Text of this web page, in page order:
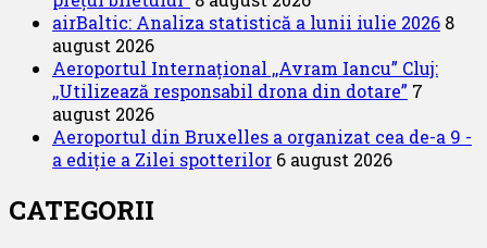
airBaltic: Analiza statistică a lunii iulie 2026 8
august 2026
Aeroportul Internațional ,,Avram Iancu” Cluj:
,,Utilizează responsabil drona din dotare” 7
august 2026
Aeroportul din Bruxelles a organizat cea de-a 9 -
a ediție a Zilei spotterilor 6 august 2026
CATEGORII